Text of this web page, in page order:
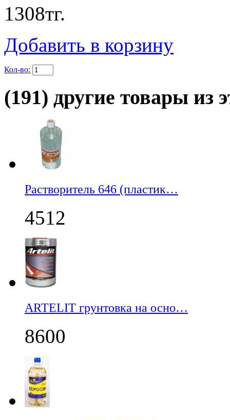
1308тг.
Добавить в корзину
Кол-во:
(191) другие товары из
Растворитель 646 (пластик…
4512
ARTELIT грунтовка на осно…
8600